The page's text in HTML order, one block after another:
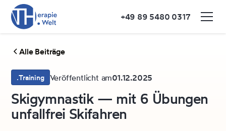
+49 89 5480 0317
Alle Beiträge
.Training Veröffentlicht am01.12.2025
Skigymnastik — mit 6 Übungen
unfallfrei Skifahren